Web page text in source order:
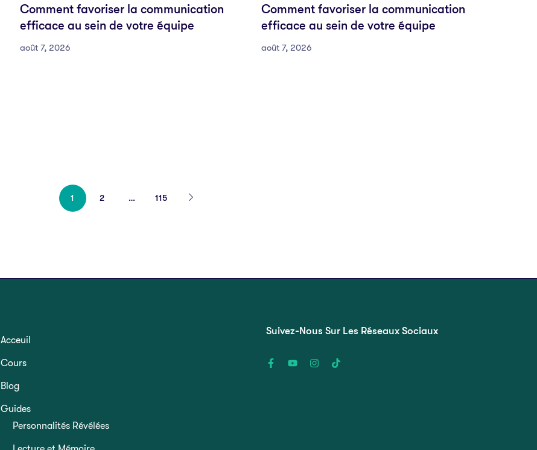
Comment favoriser la communication
efficace au sein de votre équipe
août 7, 2026
Comment favoriser la communication
efficace au sein de votre équipe
août 7, 2026
1 2 … 115
Acceuil
Cours
Blog
Guides
Personnalités Révélées
Suivez-Nous Sur Les Réseaux Sociaux